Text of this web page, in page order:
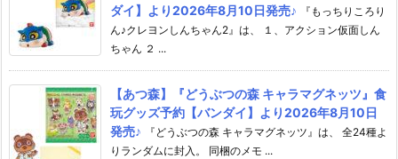
ダイ】より2026年8月10日発売♪
『もっちりころり
ん♪クレヨンしんちゃん2』は、 １、アクション仮面しん
ちゃん ２ ...
【あつ森】『どうぶつの森 キャラマグネッツ』食
玩グッズ予約【バンダイ】より2026年8月10日
発売♪
『どうぶつの森 キャラマグネッツ』は、 全24種よ
りランダムに封入。 同梱のメモ ...